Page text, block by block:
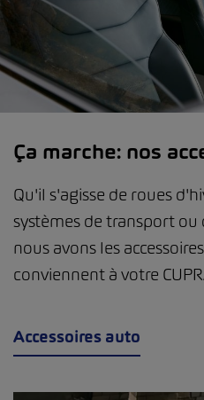
Ça marche: nos
Qu'il s'agisse de roues
systèmes de transport ou
nous avons les
conviennent à votre
Accessoires auto